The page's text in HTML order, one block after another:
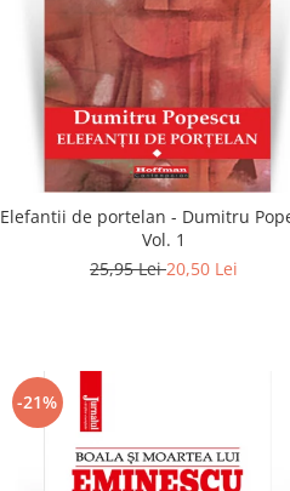
Elefantii de portelan - Dumitru
Vol. 1
25,95 Lei20,50 Lei
-21%